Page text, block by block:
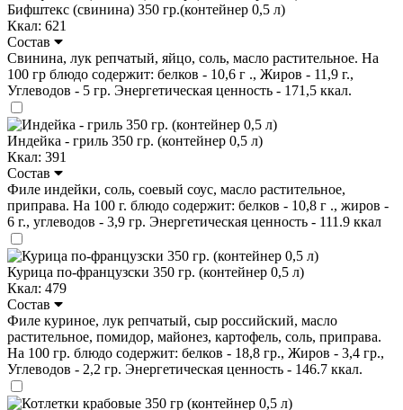
Бифштекс (свинина) 350 гр.(контейнер 0,5 л)
Ккал: 621
Состав
Свинина, лук репчатый, яйцо, соль, масло растительное. На
100 гр блюдо содержит: белков - 10,6 г ., Жиров - 11,9 г.,
Углеводов - 5 гр. Энергетическая ценность - 171,5 ккал.
Индейка - гриль 350 гр. (контейнер 0,5 л)
Ккал: 391
Состав
Филе индейки, соль, соевый соус, масло растительное,
приправа. На 100 г. блюдо содержит: белков - 10,8 г ., жиров -
6 г., углеводов - 3,9 гр. Энергетическая ценность - 111.9 ккал
Курица по-французски 350 гр. (контейнер 0,5 л)
Ккал: 479
Состав
Филе куриное, лук репчатый, сыр российский, масло
растительное, помидор, майонез, картофель, соль, приправа.
На 100 гр. блюдо содержит: белков - 18,8 гр., Жиров - 3,4 гр.,
Углеводов - 2,2 гр. Энергетическая ценность - 146.7 ккал.